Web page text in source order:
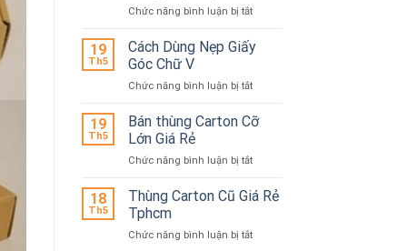
Sản
Bao
Chức năng bình luận bị tắtở
Vị
Chuyên
Màng
Bóp
19
Th5
Cách Dùng Nẹp Giấy
Góc Chữ V
Chức năng bình luận bị tắtở
Dùng
Góc
V
19
Th5
Bán thùng Carton Cỡ
Lớn Giá Rẻ
Chức năng bình luận bị tắtở
thùng
Lớn
18
Th5
Thùng Carton Cũ Giá Rẻ
Tphcm
Chức năng bình luận bị tắtở